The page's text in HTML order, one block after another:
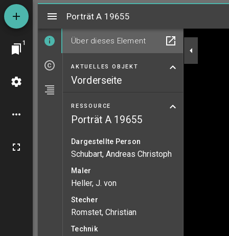
1
MiradorPorträt A 19655
Über dieses Element
AKTUELLES OBJEKT
Vorderseite
RESSOURCE
Porträt A 19655
Dargestellte Person
Schubart, Andreas Christoph
Maler
Heller, J. von
Stecher
Romstet, Christian
Technik
Porträt A 19655